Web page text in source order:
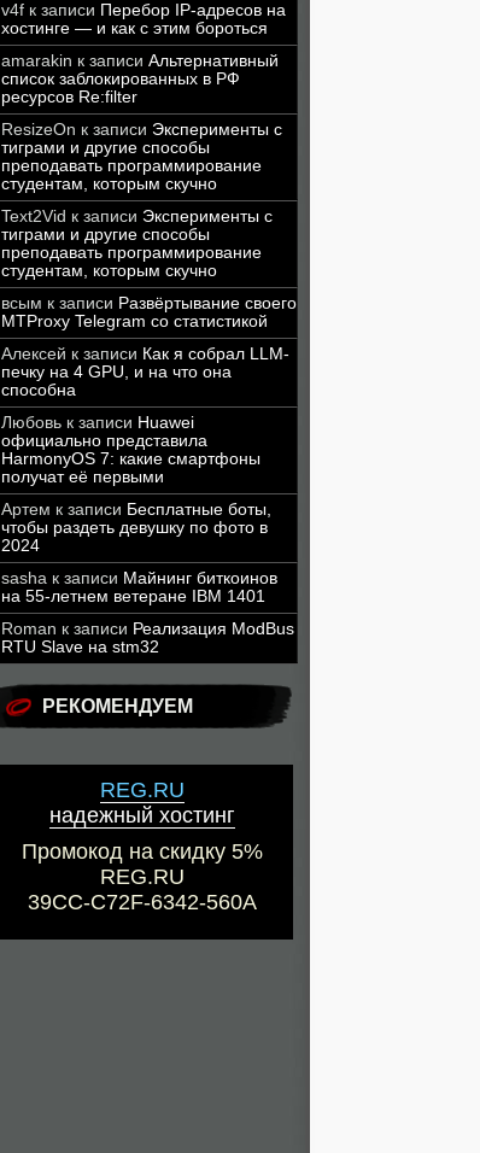
v4f к записи Перебор IP-адресов на
хостинге — и как с этим бороться
amarakin к записи Альтернативный
список заблокированных в РФ
ресурсов Re:filter
ResizeOn к записи Эксперименты с
тиграми и другие способы
преподавать программирование
студентам, которым скучно
Text2Vid к записи Эксперименты с
тиграми и другие способы
преподавать программирование
студентам, которым скучно
всым к записи Развёртывание своего
MTProxy Telegram со статистикой
Алексей к записи Как я собрал LLM-
печку на 4 GPU, и на что она
способна
Любовь к записи Huawei
официально представила
HarmonyOS 7: какие смартфоны
получат её первыми
Артем к записи Бесплатные боты,
чтобы раздеть девушку по фото в
2024
sasha к записи Майнинг биткоинов
на 55-летнем ветеране IBM 1401
Roman к записи Реализация ModBus
RTU Slave на stm32
РЕКОМЕНДУЕМ
REG.RU
надежный хостинг
Промокод на скидку 5%
REG.RU
39CC-C72F-6342-560A